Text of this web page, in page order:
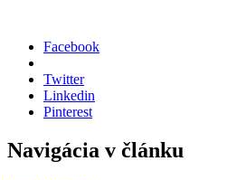
Facebook
Twitter
Linkedin
Pinterest
Navigácia v článku